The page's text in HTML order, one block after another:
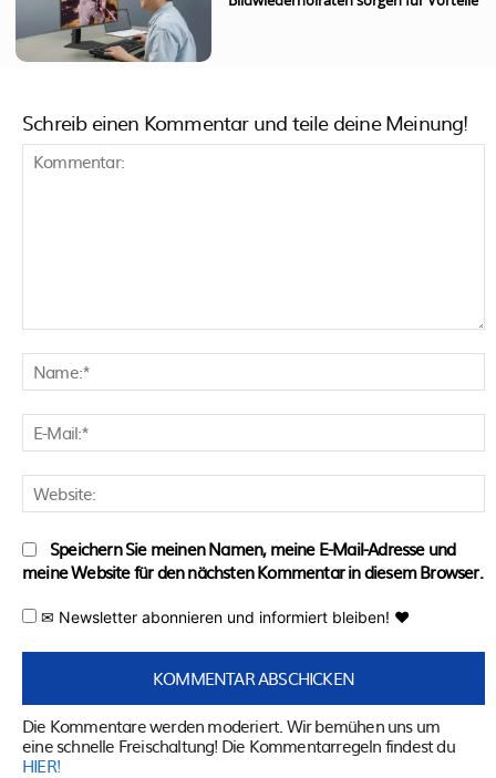
Schreib einen Kommentar und teile deine Meinung!
Speichern Sie meinen Namen, meine E-Mail-Adresse und
meine Website für den nächsten Kommentar in diesem Browser.
✉ Newsletter abonnieren und informiert bleiben! ♥
Die Kommentare werden moderiert. Wir bemühen uns um
eine schnelle Freischaltung! Die Kommentarregeln findest du
HIER!